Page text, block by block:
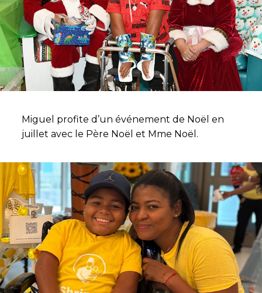
Miguel profite d’un événement de Noël en
juillet avec le Père Noël et Mme Noël.